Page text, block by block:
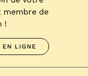
membre de
!
EN LIGNE